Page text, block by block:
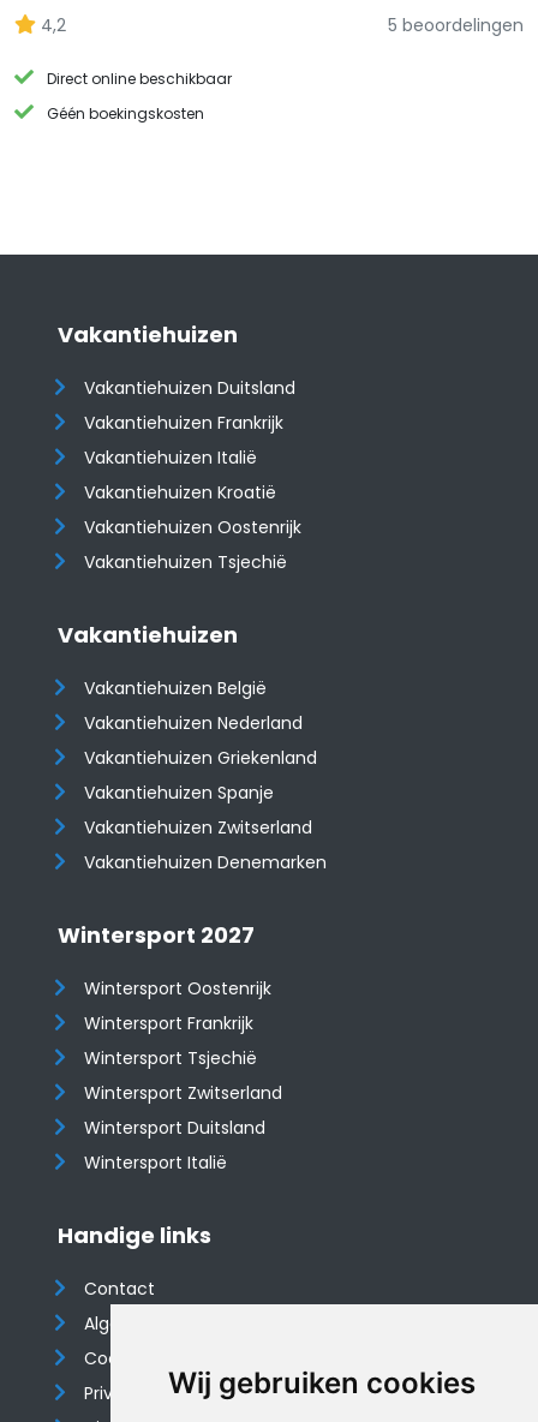
Wij gebruiken cookies
4,2 5 beoordelingen
Direct online beschikbaar
Géén boekingskosten
Vakantiehuizen
Vakantiehuizen Duitsland
Vakantiehuizen Frankrijk
Vakantiehuizen Italië
Vakantiehuizen Kroatië
​​​​​​​Vakantiehuizen Oostenrijk
Vakantiehuizen Tsjechië
Vakantiehuizen
Vakantiehuizen België
Vakantiehuizen Nederland
Vakantiehuizen Griekenland
Vakantiehuizen Spanje
​​​​​​​Vakantiehuizen Zwitserland
Vakantiehuizen Denemarken
Wintersport 2027
Wintersport Oostenrijk
Wintersport Frankrijk
Wintersport Tsjechië
Wintersport Zwitserland
Wintersport Duitsland
Wintersport Italië
Handige links
Contact
Algemene voorwaarden
Cookieverklaring
Privacyverklaring